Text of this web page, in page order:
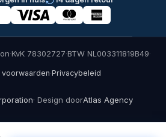
·KvK 78302727·BTW NL003311819B49·
·Privacybeleid
· Design doorAtlas Agency